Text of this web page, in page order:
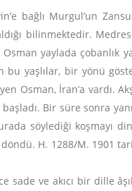
bağlı Murgul’un
bilinmektedir.
yaylada çobanlık
bu yaşlılar, bir yönü
Osman, İran’a vardı.
Bir süre sonra
söylediği koşmayı
H. 1288/M. 1901
ve akıcı bir dille